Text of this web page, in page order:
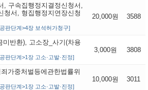
, 구속집행정지결정신청서,
청서, 형집행정지연장신청
판단계>4장 보석허가청구]
20,000원 3588
미반환), 고소장_사기(차용
판단계>1장 고소·고발·진정]
3,000원 3808
가중처벌등에관한법률위
판단계>1장 고소·고발·진정]
10,000원 3011